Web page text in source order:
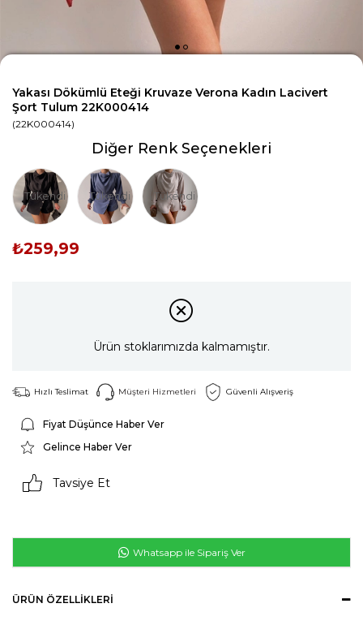
Yakası Dökümlü Eteği Kruvaze Verona Kadın Lacivert
Şort Tulum 22K000414
(22K000414)
Diğer Renk Seçenekleri
Tükendi Tükendi Tükendi
₺259,99
Ürün stoklarımızda kalmamıştır.
Hızlı Teslimat Müşteri Hizmetleri Güvenli Alışveriş
Fiyat Düşünce Haber Ver
Gelince Haber Ver
Tavsiye Et
Whatsapp ile Sipariş Ver
ÜRÜN ÖZELLIKLERI